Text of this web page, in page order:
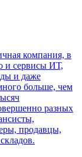
компания, в
и сервисы ИТ,
и даже
больше, чем
разных
продавцы,